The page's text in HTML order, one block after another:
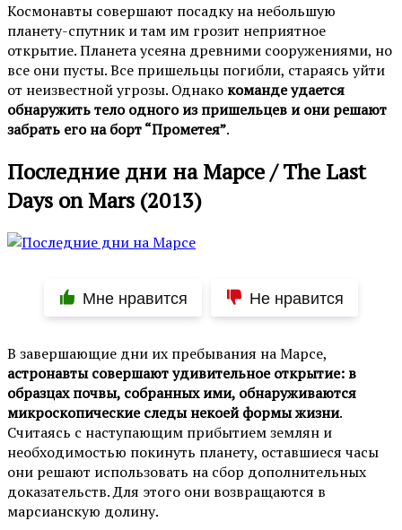
Космонавты совершают посадку на небольшую
планету-спутник и там им грозит неприятное
открытие. Планета усеяна древними сооружениями, но
все они пусты. Все пришельцы погибли, стараясь уйти
от неизвестной угрозы. Однако команде удается
обнаружить тело одного из пришельцев и они решают
забрать его на борт “Прометея”.
Последние дни на Марсе / The Last
Days on Mars (2013)
Мне нравится Не нравится
В завершающие дни их пребывания на Марсе,
астронавты совершают удивительное открытие: в
образцах почвы, собранных ими, обнаруживаются
микроскопические следы некоей формы жизни.
Считаясь с наступающим прибытием землян и
необходимостью покинуть планету, оставшиеся часы
они решают использовать на сбор дополнительных
доказательств. Для этого они возвращаются в
марсианскую долину.